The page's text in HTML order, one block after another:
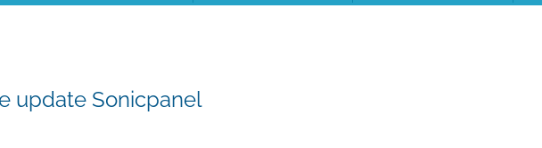
update Sonicpanel